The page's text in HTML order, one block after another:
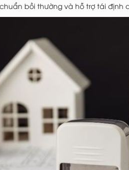
bồi thường và hỗ trợ tái định